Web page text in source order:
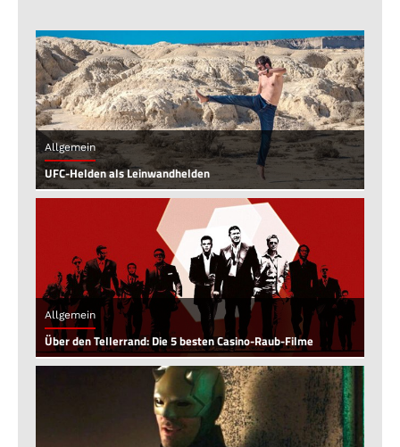
Allgemein
UFC-Helden als Leinwandhelden
Allgemein
Über den Tellerrand: Die 5 besten Casino-Raub-Filme